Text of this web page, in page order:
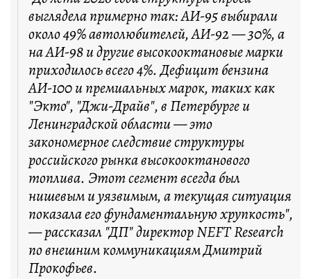
выглядела примерно так: АИ-95 выбирали
около 49% автолюбителей, АИ-92 — 30%, а
на АИ-98 и другие высокооктановые марки
приходилось всего 4%. Дефицит бензина
АИ-100 и премиальных марок, таких как
"Экто", "Джи-Драйв", в Петербурге и
Ленинградской области — это
закономерное следствие структуры
российского рынка высокооктанового
топлива. Этот сегмент всегда был
нишевым и уязвимым, а текущая ситуация
показала его фундаментальную хрупкость",
— рассказал "ДП" директор NEFT Research
по внешним коммуникациям Дмитрий
Прокофьев.